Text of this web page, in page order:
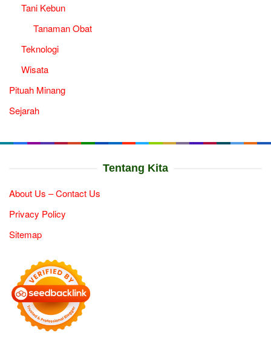
Tani Kebun
Tanaman Obat
Teknologi
Wisata
Pituah Minang
Sejarah
Tentang Kita
About Us – Contact Us
Privacy Policy
Sitemap